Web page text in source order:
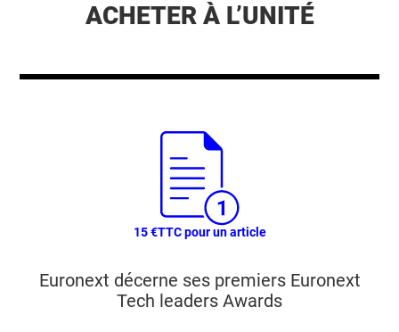
ACHETER À L’UNITÉ
15 €TTC pour un article
Euronext décerne ses premiers Euronext
Tech leaders Awards